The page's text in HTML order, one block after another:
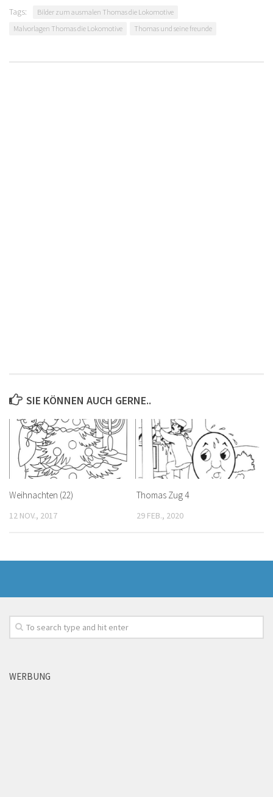
Tags:
Bilder zum ausmalen Thomas die Lokomotive
Malvorlagen Thomas die Lokomotive
Thomas und seine freunde
SIE KÖNNEN AUCH GERNE..
Weihnachten (22)
12 NOV., 2017
Thomas Zug 4
29 FEB., 2020
WERBUNG